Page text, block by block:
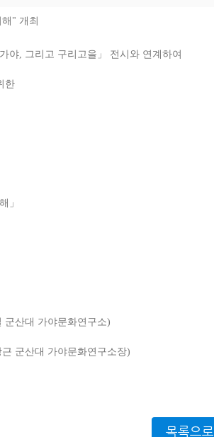
" 개최
야, 그리고 구리고을」 전시와 연계하여
한
」
군산대 가야문화연구소)
군산대 가야문화연구소장)
목록으로